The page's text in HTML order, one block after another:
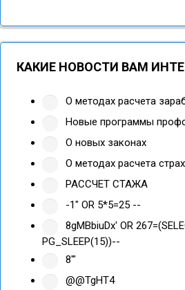
КАКИЕ НОВОСТИ ВАМ
О методах расчета
Новые программы
О новых законах
О методах расчета
РАССЧЕТ СТАЖА
-1" OR 5*5=25 --
8gMBbiuDx' OR
PG_SLEEP(15))--
8'"
@@TgHT4